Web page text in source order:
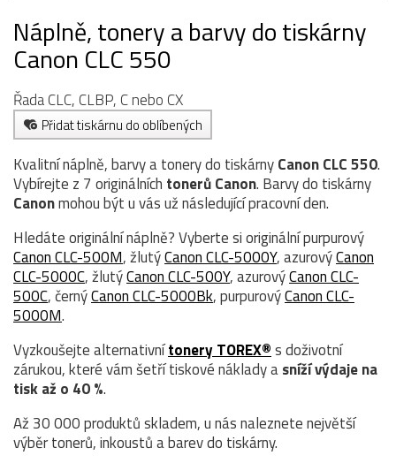
Náplně, tonery a barvy do tiskárny
Canon CLC 550
Řada CLC, CLBP, C nebo CX
Přidat tiskárnu do oblíbených
Kvalitní náplně, barvy a tonery do tiskárnyCanon CLC 550.
Vybírejte z 7 originálních tonerůCanon. Barvy do tiskárny
Canonmohou být u vás už následující pracovní den.
Hledáte originální náplně? Vyberte si originální purpurový
Canon CLC-500M, žlutýCanon CLC-5000Y, azurovýCanon
CLC-5000C, žlutýCanon CLC-500Y, azurovýCanon CLC-
500C, černýCanon CLC-5000Bk, purpurovýCanon CLC-
5000M.
Vyzkoušejte alternativnítonery TOREX®s doživotní
zárukou, které vám šetří tiskové náklady asníží výdaje na
tisk až o 40 %.
Až 30 000 produktů skladem, u nás naleznete největší
výběr tonerů, inkoustů a barev do tiskárny.